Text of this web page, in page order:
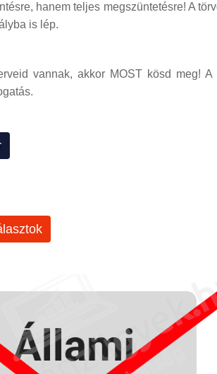
hanem teljes megszüntetésre! A
is lép.
vannak, akkor MOST kösd meg! A